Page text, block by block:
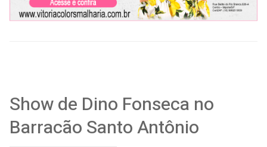
Show de Dino Fonseca no
Barracão Santo Antônio